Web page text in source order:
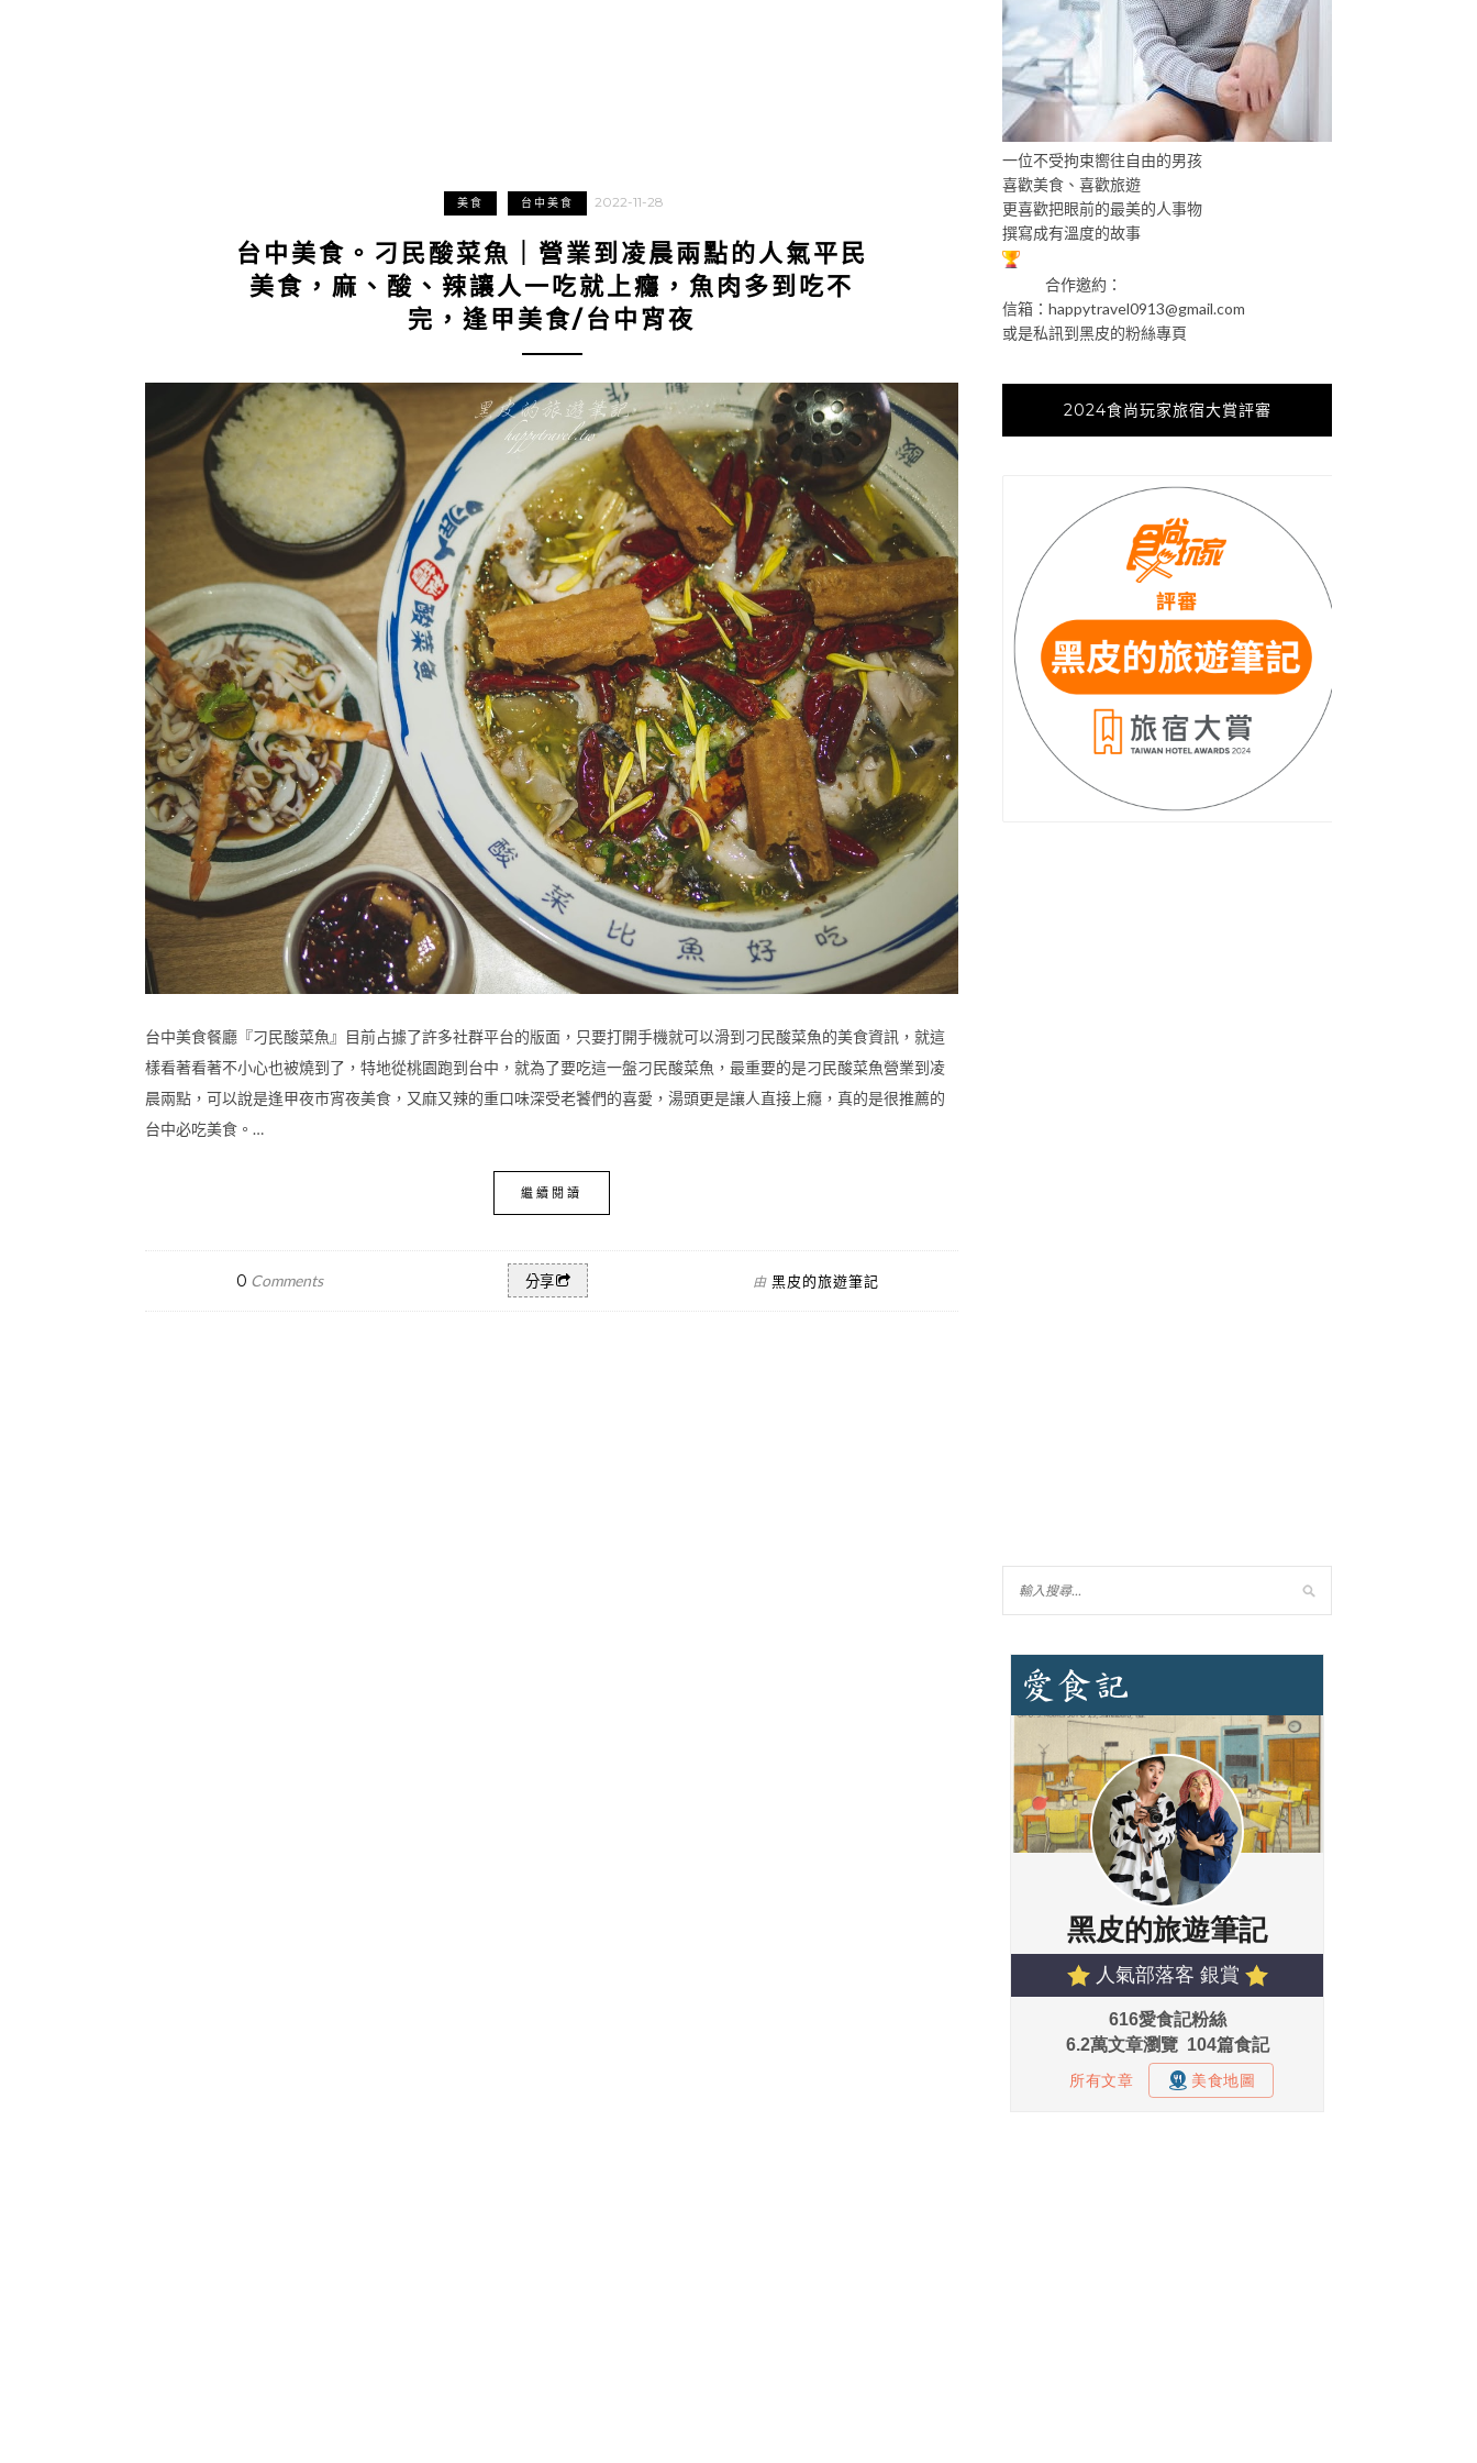
美食 台中美食 2022-11-28
台中美食。刁民酸菜魚｜營業到凌晨兩點的人氣平民
美食，麻、酸、辣讓人一吃就上癮，魚肉多到吃不
完，逢甲美食/台中宵夜
台中美食餐廳『刁民酸菜魚』目前占據了許多社群平台的版面，只要打開手機就可以滑到刁民酸菜魚的美食資訊，就這
樣看著看著不小心也被燒到了，特地從桃園跑到台中，就為了要吃這一盤刁民酸菜魚，最重要的是刁民酸菜魚營業到凌
晨兩點，可以說是逢甲夜市宵夜美食，又麻又辣的重口味深受老饕們的喜愛，湯頭更是讓人直接上癮，真的是很推薦的
台中必吃美食。…
繼續閱讀
0 Comments 分享 由 黑皮的旅遊筆記
一位不受拘束嚮往自由的男孩
喜歡美食、喜歡旅遊
更喜歡把眼前的最美的人事物
撰寫成有溫度的故事
合作邀約：
信箱： happytravel0913@gmail.com
或是私訊到黑皮的粉絲專頁
2024食尚玩家旅宿大賞評審